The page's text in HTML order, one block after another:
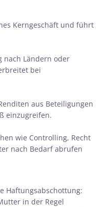
Kerngeschäft und führt
nach Ländern oder
bei
aus Beteiligungen
einzugreifen.
wie Controlling, Recht
nach Bedarf abrufen
Haftungsabschottung:
in der Regel